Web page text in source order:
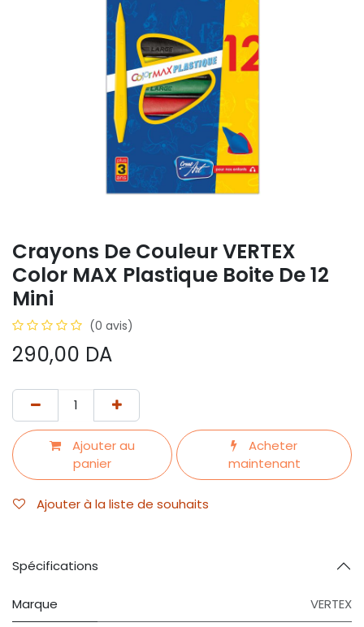
Crayons De Couleur VERTEX
Color MAX Plastique Boite De 12
Mini
(0 avis)
290,00 DA
Ajouter au
panier
Acheter
maintenant
Ajouter à la liste de souhaits
Spécifications
Marque VERTEX